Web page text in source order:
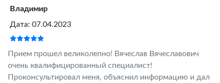
Владимир
Дата: 07.04.2023
Прием прошел великолепно! Вячеслав Вячеславович
очень квалифицированный специалист!
Проконсультировал меня, объяснил информацию и дал